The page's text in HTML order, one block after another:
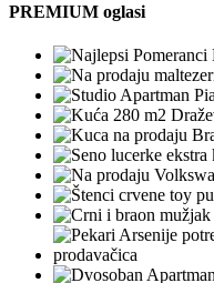
PREMIUM oglasi